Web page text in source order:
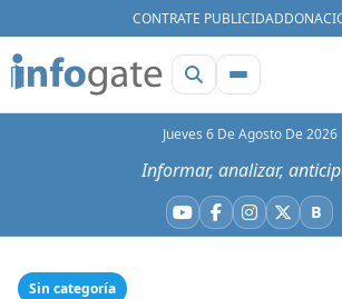
CONTRATE PUBLICIDAD
Jueves 6 De Agosto De 2026
Informar, analizar,
YouTube
Facebook
Instagram
X B
Sin categoría